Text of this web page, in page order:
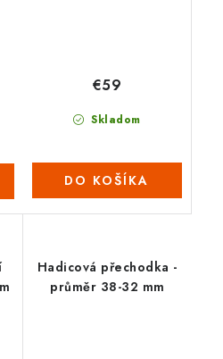
Skladom
€59
DO KOŠÍKA
Hadicová přechodka -
průměr 38-32 mm